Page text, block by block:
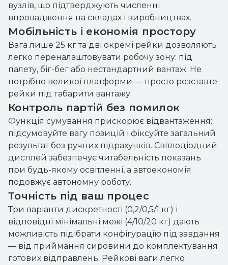
вузлів, що підтверджують численні
впровадження на складах і виробництвах.
Мобільність і економія простору
Вага лише 25 кг та дві окремі рейки дозволяють
легко переналаштовувати робочу зону: під
палету, біг-бег або нестандартний вантаж. Не
потрібно великої платформи — просто розставте
рейки під габарити вантажу.
Контроль партій без помилок
Функція сумування прискорює відвантаження:
підсумовуйте вагу позицій і фіксуйте загальний
результат без ручних підрахунків. Світлодіодний
дисплей забезпечує читабельність показань
при будь-якому освітленні, а автоекономія
подовжує автономну роботу.
Точність під ваш процес
Три варіанти дискретності (0,2/0,5/1 кг) і
відповідні мінімальні межі (4/10/20 кг) дають
можливість підібрати конфігурацію під завдання
— від приймання сировини до комплектування
готових відправлень. Рейкові ваги легко